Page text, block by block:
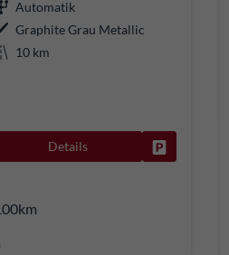
Automatik
Graphite Grau Metallic
10 km
Details Fahrzeug